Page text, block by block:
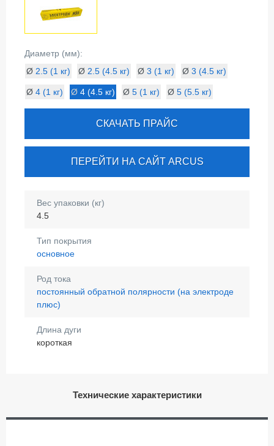
Диаметр (мм):
Ø 2.5 (1 кг) Ø 2.5 (4.5 кг) Ø 3 (1 кг) Ø 3 (4.5 кг)
Ø 4 (1 кг) Ø 4 (4.5 кг) Ø 5 (1 кг) Ø 5 (5.5 кг)
СКАЧАТЬ ПРАЙС
ПЕРЕЙТИ НА САЙТ ARCUS
Вес упаковки (кг)
4.5
Тип покрытия
основное
Род тока
постоянный обратной полярности (на электроде
плюс)
Длина дуги
короткая
Технические характеристики